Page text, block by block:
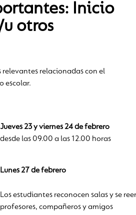
Inicio
u otros
relacionadas con el
escolar.
Jueves 23 y viernes 24 de febrero
desde las 09.00 a las 12.00 horas
Lunes 27 de febrero
Los estudiantes reconocen salas y se
profesores, compañeros y amigos